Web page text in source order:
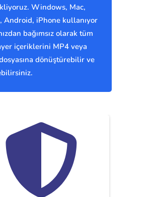
Windows, Mac,
Android, iPhone kullanıyor
bağımsız olarak tüm
içeriklerini MP4 veya
dönüştürebilir ve